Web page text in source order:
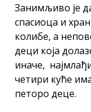
Занимљиво је
спасиоца и
колибе, а
деци која
иначе,
четири куће
петоро деце.